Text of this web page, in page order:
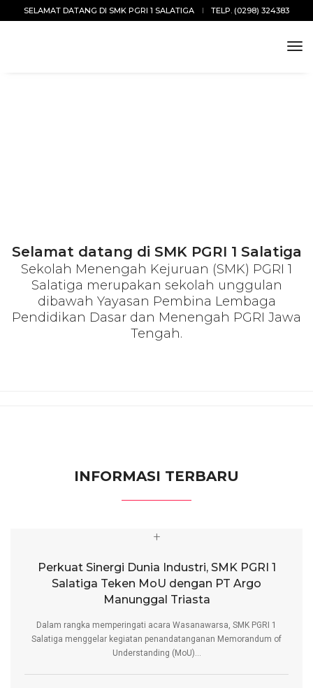
SELAMAT DATANG DI SMK PGRI 1 SALATIGA TELP. (0298) 324383
Selamat datang di SMK PGRI 1 Salatiga
Sekolah Menengah Kejuruan (SMK) PGRI 1
Salatiga merupakan sekolah unggulan
dibawah Yayasan Pembina Lembaga
Pendidikan Dasar dan Menengah PGRI Jawa
Tengah.
INFORMASI TERBARU
+
Perkuat Sinergi Dunia Industri, SMK PGRI 1
Salatiga Teken MoU dengan PT Argo
Manunggal Triasta
Dalam rangka memperingati acara Wasanawarsa, SMK PGRI 1
Salatiga menggelar kegiatan penandatanganan Memorandum of
Understanding (MoU)...